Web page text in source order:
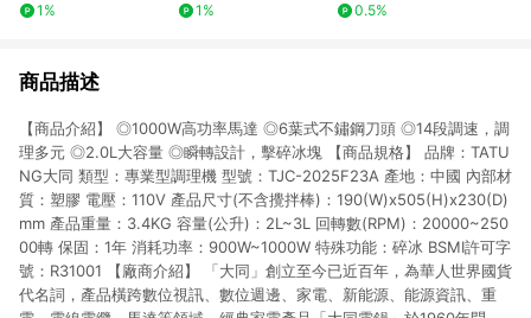
1%
1%
0.5%
商品描述
【商品介紹】 ◎1000W高功率馬達 ◎6葉式不鏽鋼刀頭 ◎14段調速，調
理多元 ◎2.0L大容量 ◎瞬轉設計，擊碎冰塊 【商品規格】 品牌：TATU
NG大同 類型：專業型調理機 型號：TJC-2025F23A 產地：中國 內部材
質：塑膠 電壓：110V 產品尺寸(不含攪拌棒)：190(W)x505(H)x230(D)
mm 產品重量：3.4KG 容量(公升)：2L~3L 回轉數(RPM)：20000~250
00轉 保固：1年 消耗功率：900W~1000W 特殊功能：碎冰 BSMI許可字
號：R31001 【廠商介紹】 「大同」創立至今已近百年，為華人世界國貨
代名詞，產品橫跨數位視訊、數位週邊、家電、新能源、能源資訊、重